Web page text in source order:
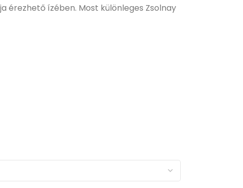
érezhető ízében. Most különleges Zsolnay